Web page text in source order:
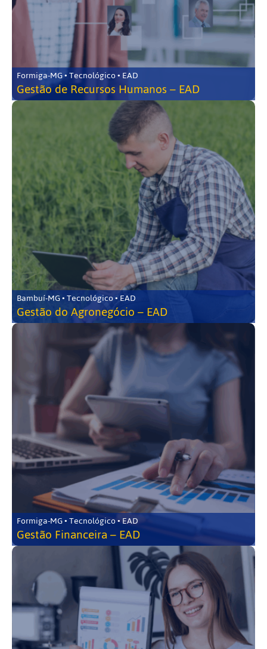
Formiga-MG • Tecnológico • EAD
Gestão de Recursos Humanos – EAD
Bambuí-MG • Tecnológico • EAD
Gestão do Agronegócio – EAD
Formiga-MG • Tecnológico • EAD
Gestão Financeira – EAD